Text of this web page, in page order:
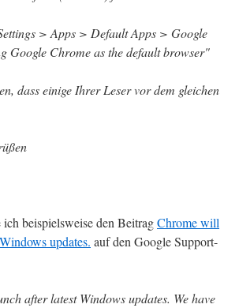
> Apps > Default Apps > Google
Google Chrome as the default browser"
dass einige Ihrer Leser vor dem gleichen
beispielsweise den BeitragChrome will
updates. auf den Google Support-
after latest Windows updates. We have